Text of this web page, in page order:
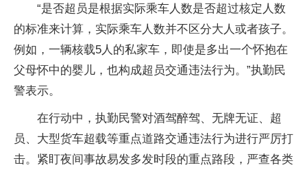
“是否超员是根据实际乘车人数是否超过核定人数
的标准来计算，实际乘车人数并不区分大人或者孩子。
例如，一辆核载5人的私家车，即使是多出一个怀抱在
父母怀中的婴儿，也构成超员交通违法行为。”执勤民
警表示。
在行动中，执勤民警对酒驾醉驾、无牌无证、超
员、大型货车超载等重点道路交通违法行为进行严厉打
击。紧盯夜间事故易发多发时段的重点路段，严查各类